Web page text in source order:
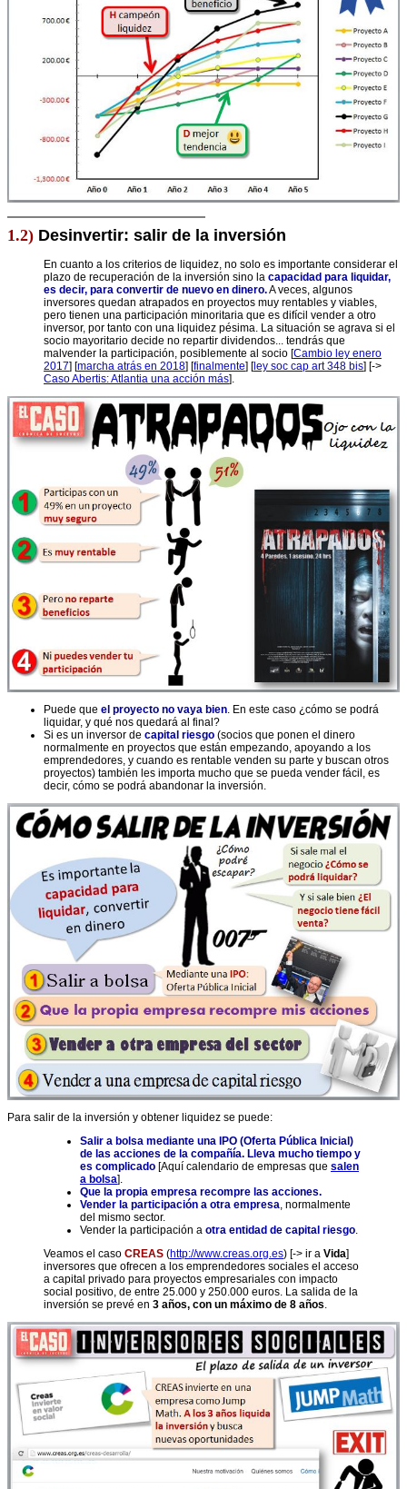
1.2) Desinvertir: salir de la inversión
En cuanto a los criterios de liquidez, no solo es importante considerar el
plazo de recuperación de la inversión sino la capacidad para liquidar,
es decir, para convertir de nuevo en dinero.A veces, algunos
inversores quedan atrapados en proyectos muy rentables y viables,
pero tienen una participación minoritaria que es difícil vender a otro
inversor, por tanto con una liquidez pésima. La situación se agrava si el
socio mayoritario decide no repartir dividendos... tendrás que
malvender la participación, posiblemente al socio [Cambio ley enero
2017] [marcha atrás en 2018] [finalmente] [ley soc cap art 348 bis] [->
Caso Abertis: Atlantia una acción más].
Puede que el proyecto no vaya bien . En este caso ¿cómo se podrá
liquidar, y qué nos quedará al final?
Si es un inversor de capital riesgo (socios que ponen el dinero
normalmente en proyectos que están empezando, apoyando a los
emprendedores, y cuando es rentable venden su parte y buscan otros
proyectos) también les importa mucho que se pueda vender fácil, es
decir, cómo se podrá abandonar la inversión.
Para salir de la inversión y obtener liquidez se puede:
Salir a bolsa mediante una IPO (Oferta Pública Inicial)
de las acciones de la compañía. Lleva mucho tiempo y
es complicado [Aquí calendario de empresas que salen
a bolsa].
Que la propia empresa recompre las acciones.
Vender la participación a otra empresa, normalmente
del mismo sector.
Vender la participación a otra entidad de capital riesgo.
Veamos el caso CREAS (http://www.creas.org.es) [-> ir a Vida]
inversores que ofrecen a los emprendedores sociales el acceso
a capital privado para proyectos empresariales con impacto
social positivo, de entre 25.000 y 250.000 euros. La salida de la
inversión se prevé en 3 años, con un máximo de 8 años.